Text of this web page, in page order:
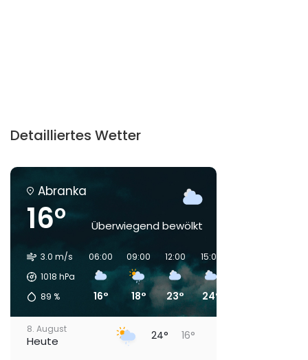
Detailliertes Wetter
Abranka
16° Überwiegend bewölkt
3.0 m/s
1018 hPa
89 %
06:00
16°
09:00
18°
12:00
23°
15:00
24°
8. August
Heute 24° 16°